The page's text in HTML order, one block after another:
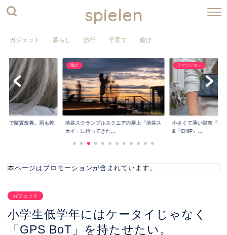
spielen
ガジェット 暮らし 旅行 子育て 遊び
クエアの屋上「渋谷ス
ファッション
小さくて薄い財布『PRESSo』
&『CHIP』...
インテリア
190円で整理整頓でき
ートマイバック』...
本ページはプロモーションが含まれています。
ガジェット
小学生低学年にはケータイじゃなく
「GPS BoT」を持たせたい。